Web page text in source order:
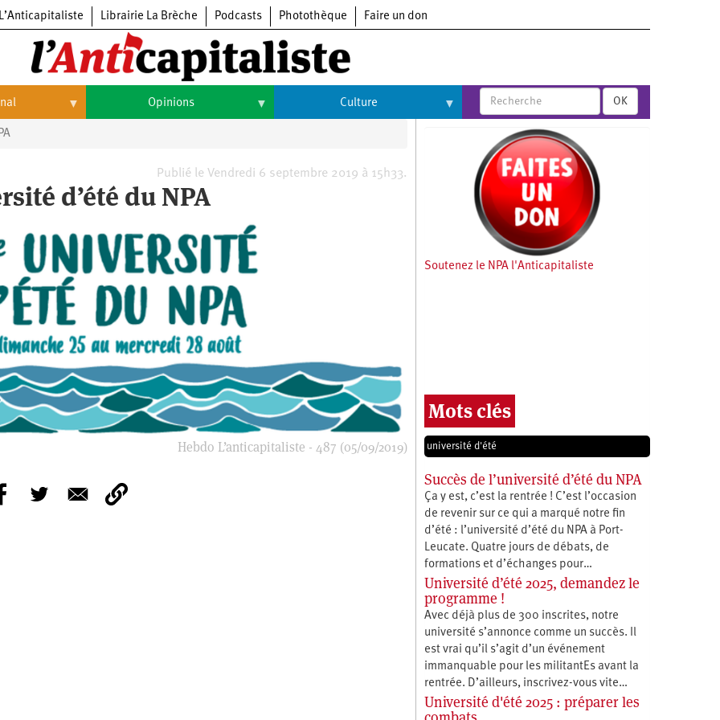
L’Anticapitaliste Librairie La Brèche Podcasts Photothèque Faire un don
Opinions Culture
Arts
OK
Publié le Vendredi 6 septembre 2019 à 15h33.
d’été du NPA
Hebdo L’anticapitaliste - 487 (05/09/2019)
Soutenez le NPA l'Anticapitaliste
Mots clés
université d'été
Succès de l’université d’été du NPA
Ça y est, c’est la rentrée ! C’est l’occasion
de revenir sur ce qui a marqué notre fin
d’été : l’université d’été du NPA à Port-
Leucate. Quatre jours de débats, de
formations et d’échanges pour…
Université d’été 2025, demandez le
programme !
Avec déjà plus de 300 inscrites, notre
université s’annonce comme un succès. Il
est vrai qu’il s’agit d’un événement
immanquable pour les militantEs avant la
rentrée. D’ailleurs, inscrivez-vous vite…
Université d'été 2025 : préparer les